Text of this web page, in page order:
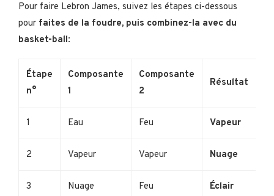
Pour faire Lebron James, suivez les étapes ci-dessous
pour faites de la foudre, puis combinez-la avec du
basket-ball:
Étape
n°
Composante
1
Composante
2
Résultat
1 Eau Feu Vapeur
2 Vapeur Vapeur Nuage
3 Nuage Feu Éclair